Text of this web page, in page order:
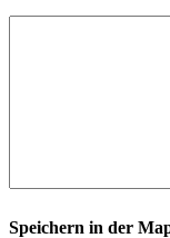
Speichern in der